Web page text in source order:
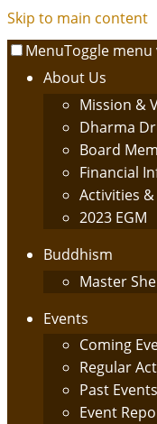
Skip to main content
MenuToggle
About Us
Mission &
Dharma
Board
Financial
Activities
2023 EGM
Buddhism
Master
Events
Coming
Regular
Past Events
Event